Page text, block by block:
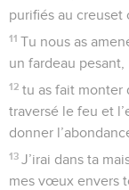
purifiés au creuset
11 Tu nous as
un fardeau pesant,
12 tu as fait monter
traversé le feu et
donner
13 J’irai dans ta
mes vœux envers